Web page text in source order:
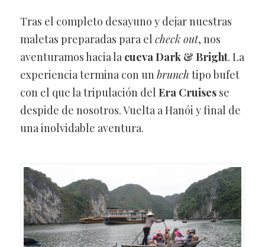
Tras el completo desayuno y dejar nuestras
maletas preparadas para el check out, nos
aventuramos hacia la cueva Dark & Bright. La
experiencia termina con unbrunch tipo bufet
con el que la tripulación del Era Cruisesse
despide de nosotros. Vuelta a Hanói y final de
una inolvidable aventura.